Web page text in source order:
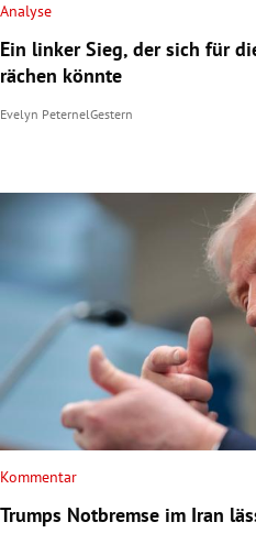
Analyse
Ein linker Sieg, der sich für
rächen könnte
Evelyn PeternelGestern
Kommentar
Trumps Notbremse im Iran